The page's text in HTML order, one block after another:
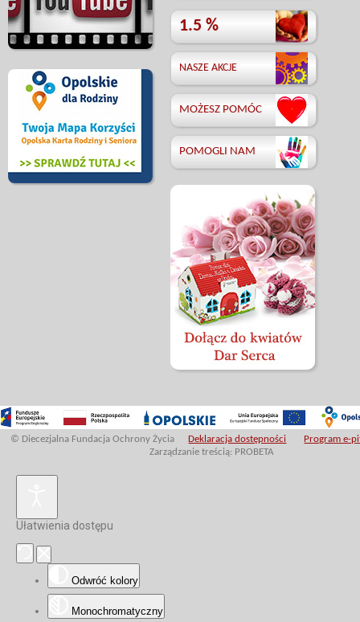
1.5 %
NASZE AKCJE
MOŻESZ POMÓC
POMOGLI NAM
© Diecezjalna Fundacja Ochrony Życia Deklaracja dostępności
Program e-
Zarządzanie treścią: PROBETA
Ułatwienia dostępu
Odwróć kolory
Monochromatyczny